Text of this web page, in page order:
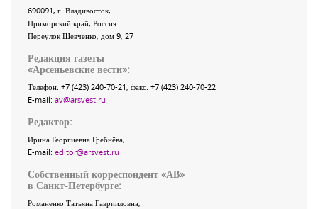
690091, г. Владивосток,
Приморский край, Россия
Переулок Шевченко, дом 9, 27
Редакция газеты
«Арсеньевские вести»:
Телефон: +7 (423) 240-70-21, факс: +7 (423) 240-70-22
E-mail: av@arsvest.ru
Редактор:
Ирина Георгиевна Гребнёва,
E-mail: editor@arsvest.ru
Собственный корреспондент «АВ»
в Санкт-Петербурге:
Романенко Татьяна Гаврииловна,